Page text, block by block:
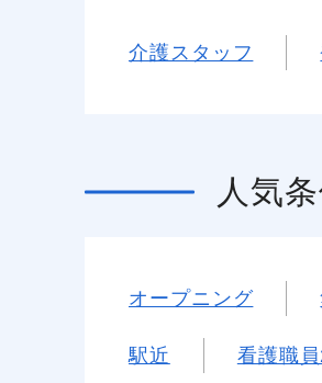
介護スタッフ
人気
オープニング
駅近 看護職